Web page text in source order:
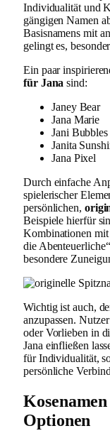
Individualität und
gängigen Namen
Basisnamens mit
gelingt es,
Ein paar
für Jana sind:
Janey Bear
Jana Marie
Jani Bubbles
Janita
Jana Pixel
Durch einfache
spielerischer
persönlichen,
Beispiele hierfür
Kombinationen mit
die
besondere
Wichtig ist auch,
anzupassen.
oder Vorlieben in
Jana einfließen
für Individualität,
persönliche
Optionen